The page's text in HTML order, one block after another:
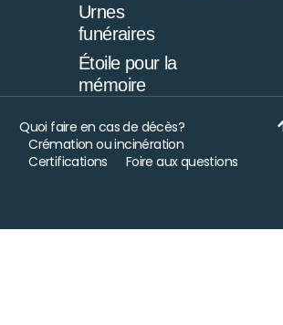
Urnes
funéraires
Étoile pour la
mémoire
Quoi faire en cas de décès?
Crémation ou incinération
Certifications
Foire aux questions